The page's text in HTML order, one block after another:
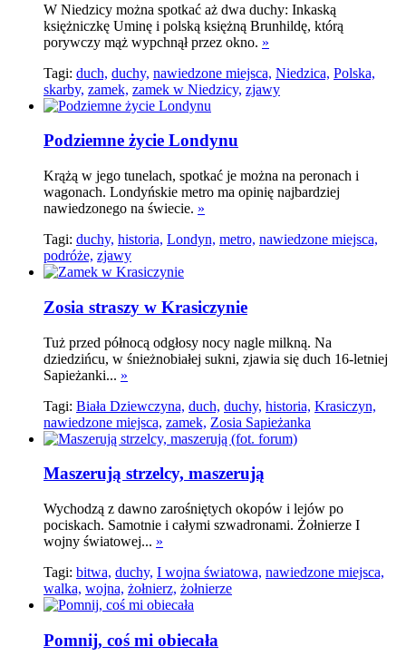
W Niedzicy można spotkać aż dwa duchy: Inkaską
księżniczkę Uminę i polską księżną Brunhildę, którą
porywczy mąż wypchnął przez okno. »
Tagi: duch, duchy, nawiedzone miejsca, Niedzica, Polska,
skarby, zamek, zamek w Niedzicy, zjawy
Podziemne życie Londynu
Krążą w jego tunelach, spotkać je można na peronach i
wagonach. Londyńskie metro ma opinię najbardziej
nawiedzonego na świecie. »
Tagi: duchy, historia, Londyn, metro, nawiedzone miejsca,
podróże, zjawy
Zosia straszy w Krasiczynie
Tuż przed północą odgłosy nocy nagle milkną. Na
dziedzińcu, w śnieżnobiałej sukni, zjawia się duch 16-letniej
Sapieżanki... »
Tagi: Biała Dziewczyna, duch, duchy, historia, Krasiczyn,
nawiedzone miejsca, zamek, Zosia Sapieżanka
Maszerują strzelcy, maszerują
Wychodzą z dawno zarośniętych okopów i lejów po
pociskach. Samotnie i całymi szwadronami. Żołnierze I
wojny światowej... »
Tagi: bitwa, duchy, I wojna światowa, nawiedzone miejsca,
walka, wojna, żołnierz, żołnierze
Pomnij, coś mi obiecała